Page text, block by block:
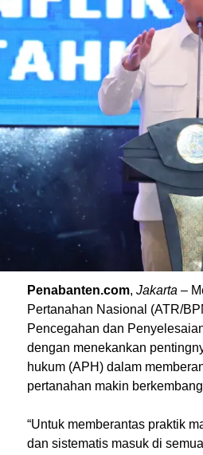
Penabanten.com, Jakarta –
Pertanahan Nasional (ATR/
Pencegahan dan
dengan menekankan
hukum (APH) dalam
pertanahan makin
“Untuk memberantas praktik
dan sistematis masuk di